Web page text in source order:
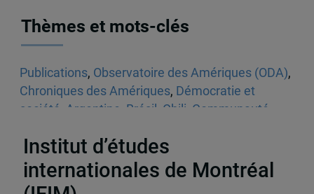
Thèmes et mots-clés
Publications, Observatoire des Amériques (ODA),
Chroniques des Amériques, Démocratie et
société
Argentine Brésil Chili Communauté
Institut d’études
internationales de Montréal